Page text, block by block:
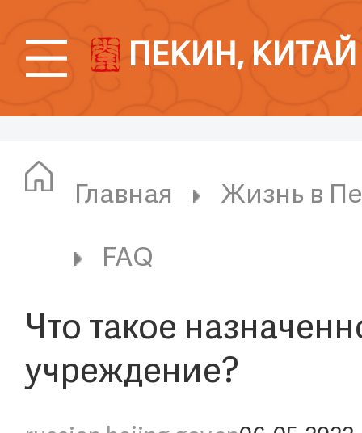
ПЕКИН, КИТАЙ
Главная
Жизнь в
FAQ
Что такое
учреждение?